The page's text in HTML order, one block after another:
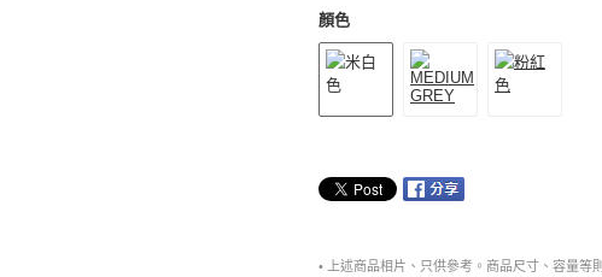
顏色
• 上述商品相片、只供參考。商品尺寸、容量等